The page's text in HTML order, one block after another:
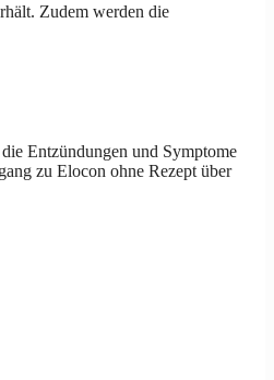
Zudem werden die
Entzündungen und Symptome
zu Elocon ohne Rezept über